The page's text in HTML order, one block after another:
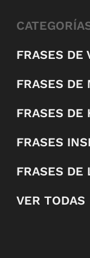
FRASES DE
FRASES DE
FRASES DE
FRASES
FRASES DE
VER TODAS